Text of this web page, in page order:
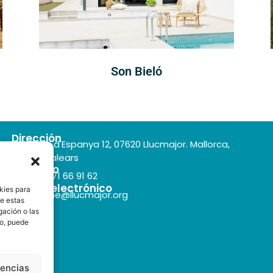
para
estas
o las
puede
Son Bieló
Dirección
Plaça d'Espanya 12, 07620 Llucmajor. Mallorca,
Illes Balears
Teléfono
+34 971 66 91 62
Correo electrónico
turisme@llucmajor.org